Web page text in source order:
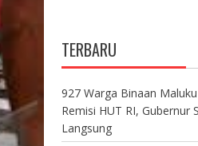
TERBARU
927 Warga Binaan
Remisi HUT RI, Gubernur
Langsung